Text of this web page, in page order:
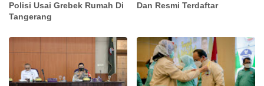
Polisi Usai Grebek Rumah Di
Tangerang
Dan Resmi Terdaftar